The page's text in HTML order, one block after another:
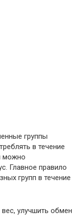
группы
в течение
можно
Главное правило
групп в течение
улучшить обмен